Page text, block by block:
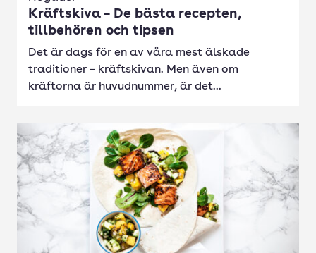
Kräftskiva – De bästa recepten,
tillbehören och tipsen
Det är dags för en av våra mest älskade
traditioner – kräftskivan. Men även om
kräftorna är huvudnummer, är det...